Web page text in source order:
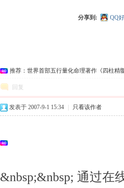
分享到: QQ
推荐：世界首部五行量化命理著作《四柱精
回复
发表于 2007-9-1 15:34 只看该作者
&nbsp;&nbsp; 通过在